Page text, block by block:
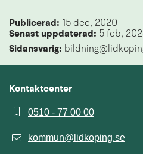
Publicerad:
15 dec, 2020
Senast uppdaterad: 5 feb,
Sidansvarig:
Kontaktcenter
0510 - 77 00 00
kommun@lidkoping.se